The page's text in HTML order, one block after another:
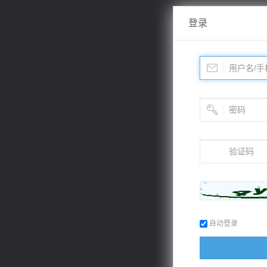
登录
自动登录